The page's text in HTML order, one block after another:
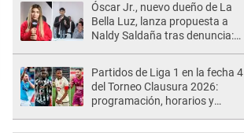
Óscar Jr., nuevo dueño de La
Bella Luz, lanza propuesta a
Naldy Saldaña tras denuncia:
Partidos de Liga 1 en la fecha 4
del Torneo Clausura 2026:
programación, horarios y